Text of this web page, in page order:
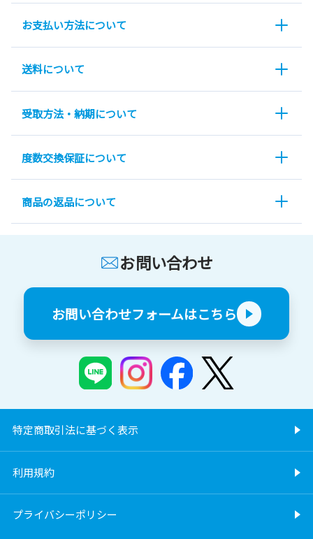
お支払い方法について
送料について
受取方法・納期について
度数交換保証について
商品の返品について
お問い合わせ
お問い合わせフォームはこちら
特定商取引法に基づく表示
利用規約
プライバシーポリシー